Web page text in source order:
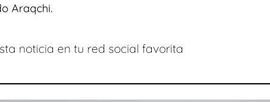
Araqchi.
noticia en tu red social favorita